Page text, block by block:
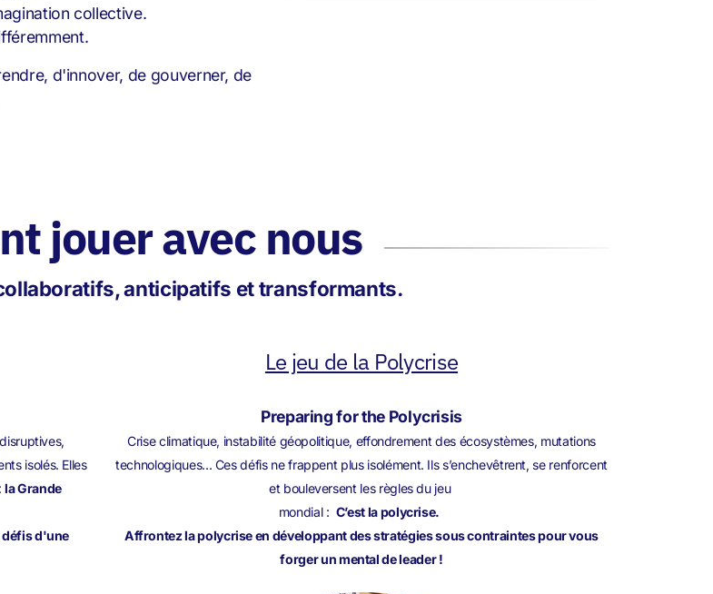
collective.
d'innover, de gouverner, de
jouer avec nous
anticipatifs et transformants.
isolés. Elles
la Grande
défis d'une
Le jeu de la Polycrise
Preparing for the Polycrisis
Crise climatique, instabilité géopolitique, effondrement des écosystèmes, mutations
technologiques... Ces défis ne frappent plus isolément. Ils s’enchevêtrent, se renforcent
et bouleversent les règles du jeu
mondial : C’est la polycrise.
Affrontez la polycrise en développant des stratégies sous contraintes pour vous
forger un mental de leader !